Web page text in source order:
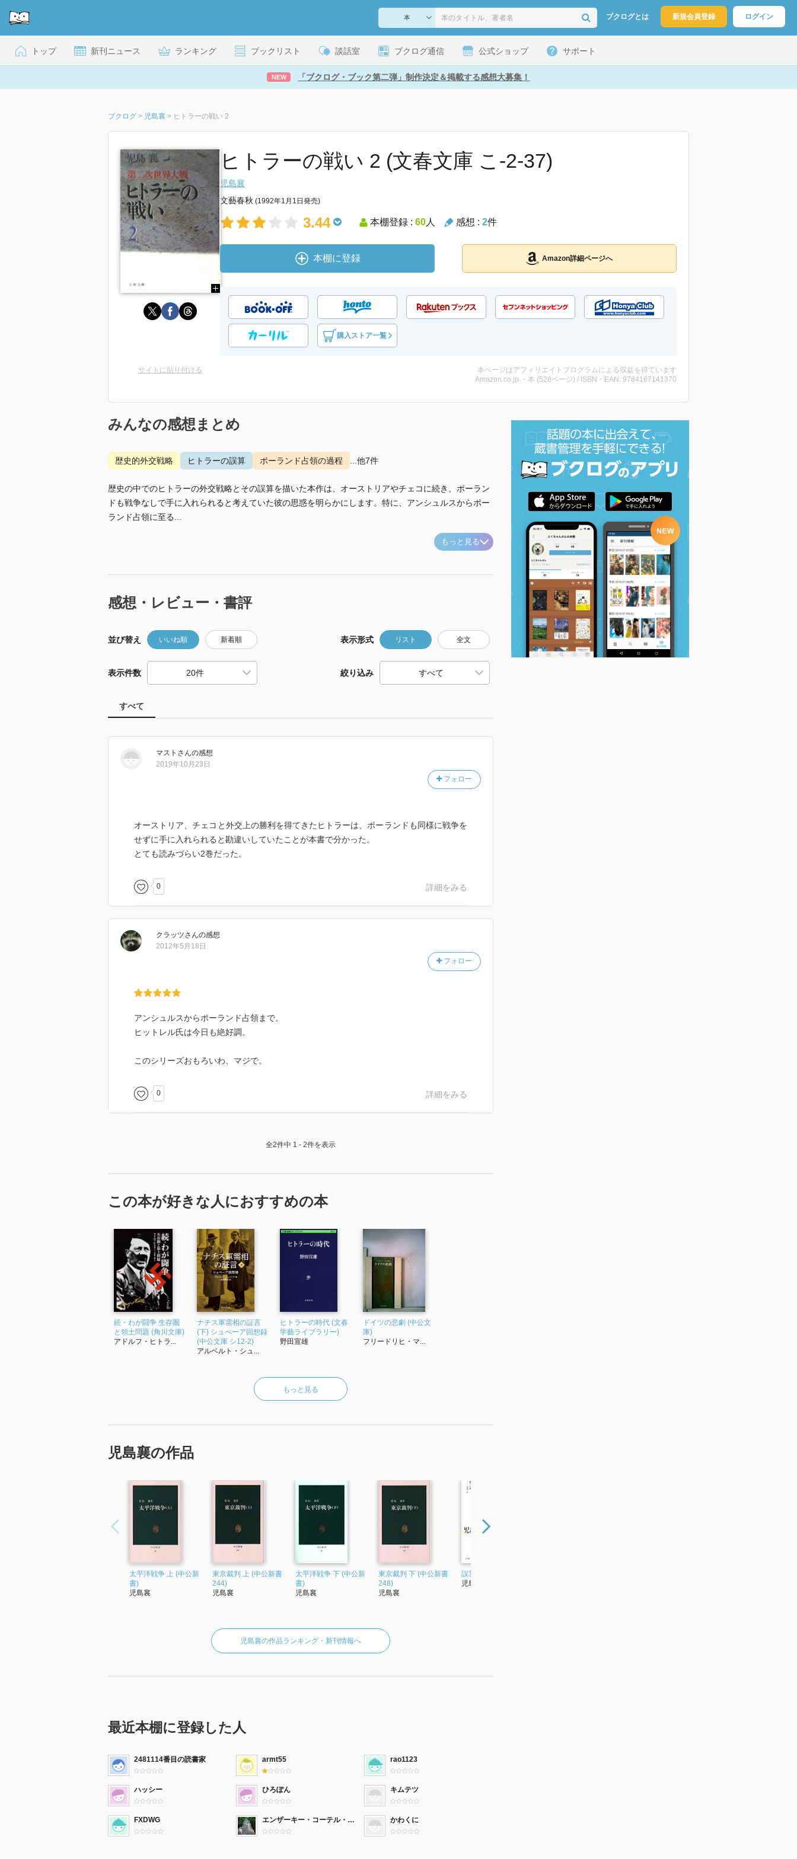
ブクログとは 新規会員登録 ログイン
トップ 新刊ニュース ランキング ブックリスト 談話室 ブクログ通信 公式ショップ サポート
NEW 「ブクログ・ブック第二弾」制作決定＆掲載する感想大募集！
ブクログ > 児島襄 > ヒトラーの戦い 2
ヒトラーの戦い 2 (文春文庫 こ-2-37)
児島襄
文藝春秋 (1992年1月1日発売)
3.44 本棚登録 : 60人 感想 : 2件
本棚に登録 Amazon詳細ページへ
購入ストア一覧
サイトに貼り付ける
本ページはアフィリエイトプログラムによる収益を得ています
Amazon.co.jp ・本 (528ページ) / ISBN・EAN: 9784167141370
みんなの感想まとめ
歴史的外交戦略 ヒトラーの誤算 ポーランド占領の過程 ...他7件
歴史の中でのヒトラーの外交戦略とその誤算を描いた本作は、オーストリアやチェコに続き、ポーラン
ドも戦争なしで手に入れられると考えていた彼の思惑を明らかにします。特に、アンシュルスからポー
ランド占領に至る...
もっと見る
感想・レビュー・書評
並び替え いいね順 新着順 表示形式 リスト 全文
表示件数 絞り込み
すべて
マスト さんの感想
フォロー
2019年10月23日
オーストリア、チェコと外交上の勝利を得てきたヒトラーは、ポーランドも同様に戦争を
せずに手に入れられると勘違いしていたことが本書で分かった。
とても読みづらい2巻だった。
0 詳細をみる
クラッツさんの感想
フォロー
2012年5月18日
アンシュルスからポーランド占領まで。
ヒットレル氏は今日も絶好調。
このシリーズおもろいわ、マジで。
0 詳細をみる
全2件中 1 - 2件を表示
この本が好きな人におすすめの本
続・わが闘争 生存圏
と領土問題 (角川文庫)
アドルフ・ヒトラ...
ナチス軍需相の証言
(下) シュぺーア回想録
(中公文庫 シ12-2)
アルベルト・シュ...
ヒトラーの時代 (文春
学藝ライブラリー)
野田宣雄
ドイツの悲劇 (中公文
庫)
フリードリヒ・マ...
もっと見る
児島襄の作品
太平洋戦争 上 (中公新
書)
児島襄
東京裁判 上 (中公新書
244)
児島襄
太平洋戦争 下 (中公新
書)
児島襄
東京裁判 下 (中公新書
248)
児島襄
誤算の論理 (文春文庫)
児島襄
児島襄の作品ランキング・新刊情報へ
最近本棚に登録した人
2481114番目の読書家 armt55 rao1123
ハッシー ひろぽん キムテツ
FXDWG エンザーキー・コーテル・リャン かわくに